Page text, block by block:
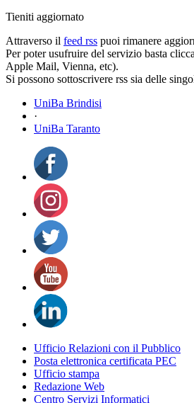
Tieniti aggiornato
Attraverso il feed rss puoi rimanere
Per poter usufruire del servizio basta
Apple Mail, Vienna, etc).
Si possono sottoscrivere rss sia delle
UniBa Brindisi
·
UniBa Taranto
Ufficio Relazioni con il Pubblico
Posta elettronica certificata PEC
Ufficio stampa
Redazione Web
Centro Servizi Informatici